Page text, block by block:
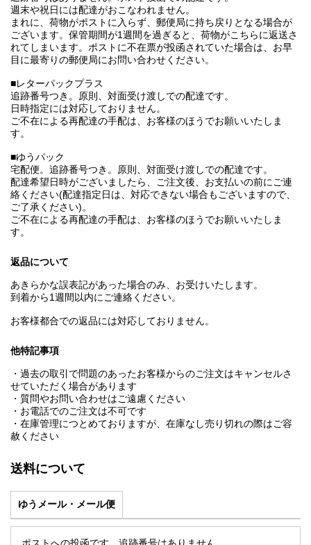
週末や祝日には配達がおこなわれません。
まれに、荷物がポストに入らず、郵便局に持ち戻りとなる場合が
ございます。保管期間が1週間を過ぎると、荷物がこちらに返送さ
れてしまいます。ポストに不在票が投函されていた場合は、お早
目に最寄りの郵便局にお問い合わせください。
■レターパックプラス
追跡番号つき。原則、対面受け渡しでの配達です。
日時指定には対応しておりません。
ご不在による再配達の手配は、お客様のほうでお願いいたしま
す。
■ゆうパック
宅配便。追跡番号つき。原則、対面受け渡しでの配達です。
配達希望日時がございましたら、ご注文後、お支払いの前にご連
絡ください(配達指定日は、対応できない場合もございますので、
ご了承ください)。
ご不在による再配達の手配は、お客様のほうでお願いいたしま
す。
返品について
あきらかな誤表記があった場合のみ、お受けいたします。
到着から1週間以内にご連絡ください。
お客様都合での返品には対応しておりません。
他特記事項
・過去の取引で問題のあったお客様からのご注文はキャンセルさ
せていただく場合があります
・質問やお問い合わせはご遠慮ください
・お電話でのご注文は不可です
・在庫管理につとめておりますが、在庫なし売り切れの際はご容
赦ください
送料について
ゆうメール・メール便